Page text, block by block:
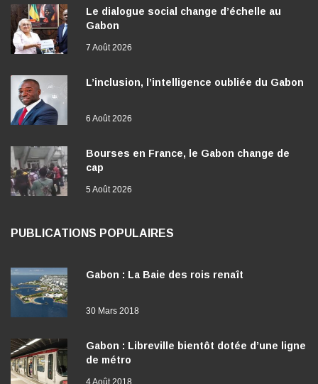
Le dialogue social change d’échelle au
Gabon
7 Août 2026
L’inclusion, l’intelligence oubliée du Gabon
6 Août 2026
Bourses en France, le Gabon change de
cap
5 Août 2026
PUBLICATIONS POPULAIRES
Gabon : La Baie des rois renaît
30 Mars 2018
Gabon : Libreville bientôt dotée d’une ligne
de métro